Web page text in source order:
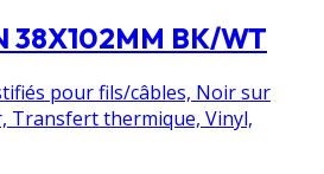
38X102MM BK/WT
pour fils/câbles, Noir sur
Transfert thermique, Vinyl,